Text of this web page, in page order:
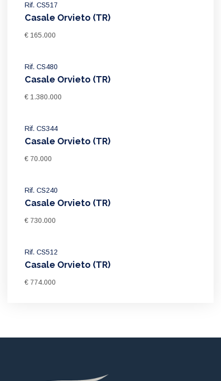
Rif. CS517
Casale Orvieto (TR)
€ 165.000
Rif. CS480
Casale Orvieto (TR)
€ 1.380.000
Rif. CS344
Casale Orvieto (TR)
€ 70.000
Rif. CS240
Casale Orvieto (TR)
€ 730.000
Rif. CS512
Casale Orvieto (TR)
€ 774.000